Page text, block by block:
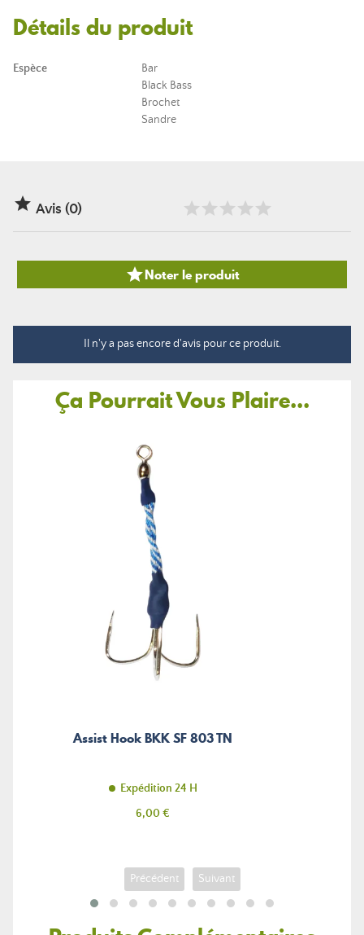
Détails du produit
Espèce
Bar
Black Bass
Brochet
Sandre
 Avis (0)
Noter le produit
Il n'y a pas encore d'avis pour ce produit.
Ça Pourrait Vous Plaire...
Assist Hook BKK SF 803 TN
Expédition 24 H
Prix
6,00 €
Précédent Suivant